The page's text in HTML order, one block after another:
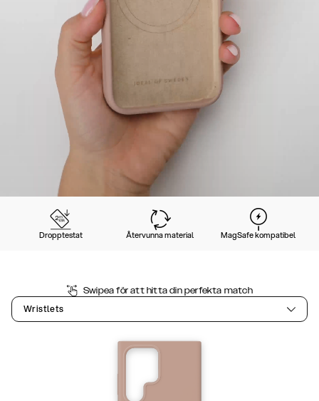
Dropptestat Återvunna material MagSafe kompatibel
Swipea för att hitta din perfekta match
Wristlets